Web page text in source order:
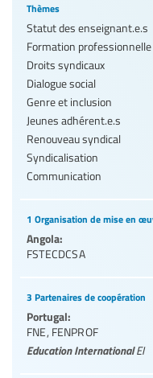
Thèmes
Statut des enseignant.e.s
Formation professionnelle
Droits syndicaux
Dialogue social
Genre et inclusion
Jeunes adhérent.e.s
Renouveau syndical
Syndicalisation
Communication
1 Organisation de mise en
Angola:
FSTECDCSA
3 Partenaires de coopération
Portugal:
FNE, FENPROF
Education InternationalEI